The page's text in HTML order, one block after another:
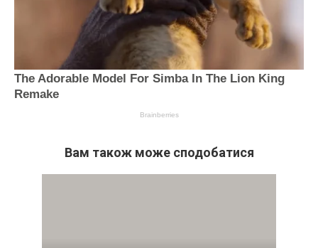
Вам також може сподобатися